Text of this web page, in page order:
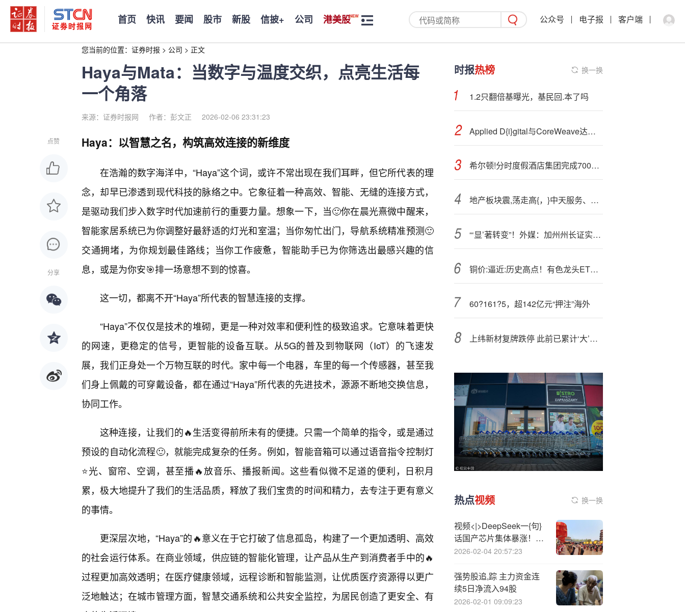
首页 快讯 要闻 股市 新股 信披+ 公司 港美股 公众号 电子报 客户端
您当前的位置： 证券时报 > 公司 > 正文
Haya与Mata：当数字与温度交织，点亮生活每
一个角落
来源：证券时报网 作者：彭文正 2026-02-06 23:31:23
点赞
分享
Haya：以智慧之名，构筑高效连接的新维度
在浩瀚的数字海洋中，“Haya”这个词，或许不常出现在我们耳畔，但它所代表的理
念，却早已渗透到现代科技的脉络之中。它象征着一种高效、智能、无缝的连接方式，
是驱动我们步入数字时代加速前行的重要力量。想象一下，当🙂你在晨光熹微中醒来，
智能家居系统已为你调整好最舒适的灯光和室温；当你匆忙出门，导航系统精准预测🙂
交通拥堵，为你规划最佳路线；当你工作疲惫，智能助手已为你筛选出最感兴趣的信
息，或是为你安🎯排一场意想不到的惊喜。
这一切，都离不开“Haya”所代表的智慧连接的支撑。
“Haya”不仅仅是技术的堆砌，更是一种对效率和便利性的极致追求。它意味着更快
的网速，更稳定的信号，更智能的设备互联。从5G的普及到物联网（IoT）的飞速发
展，我们正身处一个万物互联的时代。家中每一个电器，车里的每一个传感器，甚至我
们身上佩戴的可穿戴设备，都在通过“Haya”所代表的先进技术，源源不断地交换信息，
协同工作。
这种连接，让我们的🔥生活变得前所未有的便捷。只需一个简单的指令，或是通过
预设的自动化流程🙂，就能完成复杂的任务。例如，智能音箱可以通过语音指令控制灯
⭐光、窗帘、空调，甚至播🔥放音乐、播报新闻。这些看似微不足道的便利，日积月
累，极大地提升了我们的生活品质，释放了我们宝贵的时间和精力，去专注于更有意义
的事情。
更深层次地，“Haya”的🔥意义在于它打破了信息孤岛，构建了一个更加透明、高效
的社会运行体系。在商业领域，供应链的智能化管理，让产品从生产到消费者手中的🔥
过程更加高效透明；在医疗健康领域，远程诊断和智能监测，让优质医疗资源得以更广
泛地触达；在城市管理方面，智慧交通系统和公共安全监控，为居民创造了更安全、有
时报热榜 换一换
1.2只翻倍基曝光，基民回.本了吗
Applied D{i}gital与CoreWeave达成110亿美元协议
希尔顿!分时度假酒店集团完成700万股二次发行定价
地产板块震,荡走高{，}中天服务、万通发展涨停
“‘显’著转变”！外媒：加州州长证实考虑参加2028年美国总统选举
铜价:逼近:历史高点！有色龙头ETF再迎多重利好催化！机构：铜金比历史低位，铜价或迎补涨行情
60?161?5，超142亿元“押注”海外
上纬新材复牌跌停 此前已累计‘大’涨近16—倍
热点视频 换一换
视频<|>DeepSeek一{句}
话国产芯片集体暴涨！寒
武纪盘中暴涨14% 半导体
UE8M0 FP8到底是啥？
2026-02-04 20:57:23
强势股追,踪 主力资金连
续5日净流入94股
2026-02-01 09:09:23